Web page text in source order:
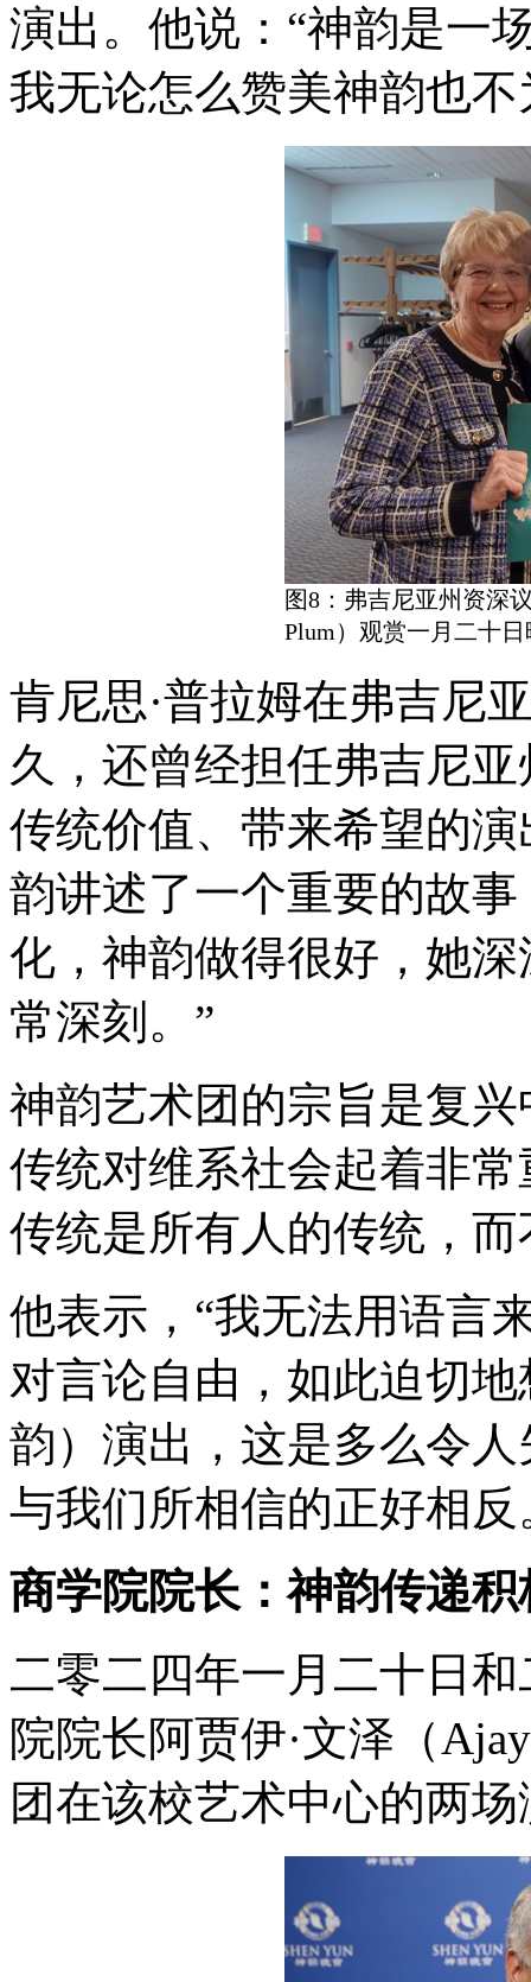
演出。他说：“神韵是一
我无论怎么赞美神韵也不
图8：弗吉尼亚州资深
Plum）观赏一月二十
肯尼思·普拉姆在弗吉尼
久，还曾经担任弗吉尼
传统价值、带来希望的
韵讲述了一个重要的故
化，神韵做得很好，她
常深刻。”
神韵艺术团的宗旨是复
传统对维系社会起着非
传统是所有人的传统，
他表示，“我无法用语言
对言论自由，如此迫切
韵）演出，这是多么令
与我们所相信的正好相反
商学院院长：神韵传递
二零二四年一月二十日
院院长阿贾伊·文泽（
团在该校艺术中心的两